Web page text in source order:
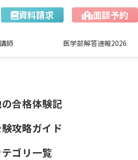
資料請求 面談予約
講師 医学部解答速報2026
合格体験記
攻略ガイド
ゴリ一覧